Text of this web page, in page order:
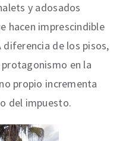
y adosados
hacen imprescindible
de los pisos,
en la
propio incrementa
del impuesto.